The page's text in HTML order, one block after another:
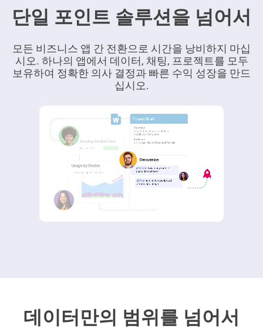
단일 포인트 솔루션을 넘어서
모든 비즈니스 앱 간 전환으로 시간을 낭비하지 마십
시오. 하나의 앱에서 데이터, 채팅, 프로젝트를 모두
보유하여 정확한 의사 결정과 빠른 수익 성장을 만드
십시오.
데이터만의 범위를 넘어서